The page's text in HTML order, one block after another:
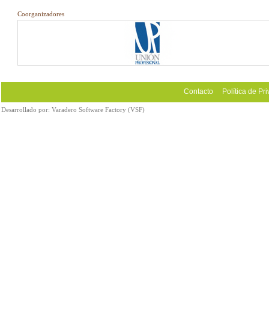
Coorganizadores
Contacto Política de
Desarrollado por: Varadero Software Factory (VSF)